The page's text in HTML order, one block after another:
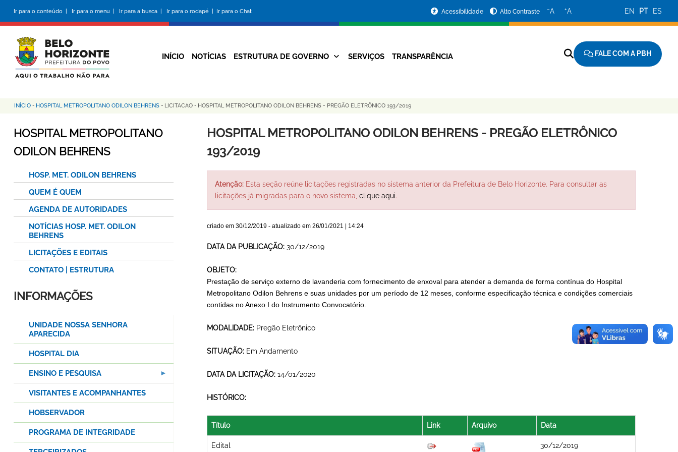
conteúdo
principal
Ir para o conteúdo | Ir para o menu | Ir para a busca | Ir para o rodapé | Ir para o Chat
da
Prefeitura
Acessibilidade Alto Contraste −A +A EN PT ES
Navegação
INÍCIO NOTÍCIAS ESTRUTURA DE GOVERNO SERVIÇOS TRANSPARÊNCIA FALE COM A PBH
Trilha
de
navegação
INÍCIO - HOSPITAL METROPOLITANO ODILON BEHRENS - LICITACAO - HOSPITAL METROPOLITANO ODILON BEHRENS - PREGÃO ELETRÔNICO 193/2019
HOSPITAL METROPOLITANO ODILON BEHRENS - PREGÃO ELETRÔNICO
193/2019
Atenção:Esta seção reúne licitações registradas no sistema anterior da Prefeitura de Belo Horizonte. Para consultar as
licitações já migradas para o novo sistema, clique aqui.
criado em 30/12/2019- atualizado em 26/01/2021 | 14:24
DATA DA PUBLICAÇÃO: 30/12/2019
OBJETO:
Prestação de serviço externo de lavanderia com fornecimento de enxoval para atender a demanda de forma contínua do Hospital
Metropolitano Odilon Behrens e suas unidades por um período de 12 meses, conforme especificação técnica e condições comerciais
contidas no Anexo I do Instrumento Convocatório.
MODALIDADE: Pregão Eletrônico
SITUAÇÃO: Em Andamento
DATA DA LICITAÇÃO: 14/01/2020
HISTÓRICO:
Título Link Arquivo Data
Edital 30/12/2019
HOSPITAL METROPOLITANO
ODILON BEHRENS
HOSP. MET. ODILON BEHRENS
QUEM É QUEM
AGENDA DE AUTORIDADES
NOTÍCIAS HOSP. MET. ODILON
BEHRENS
LICITAÇÕES E EDITAIS
CONTATO | ESTRUTURA
INFORMAÇÕES
UNIDADE NOSSA SENHORA
APARECIDA
HOSPITAL DIA
ENSINO E PESQUISA
VISITANTES E ACOMPANHANTES
HOBSERVADOR
PROGRAMA DE INTEGRIDADE